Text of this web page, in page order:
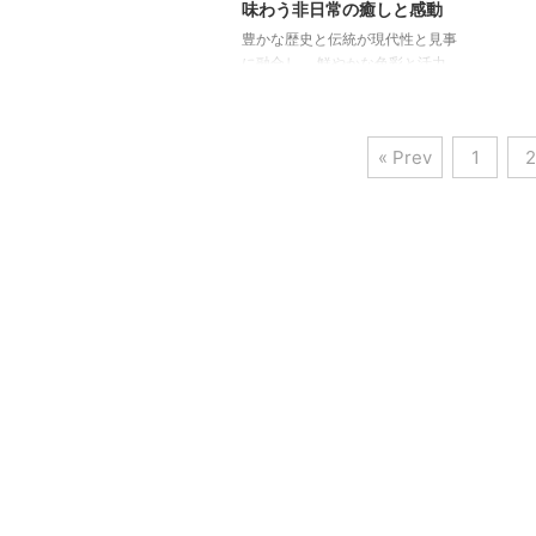
世界中のセレブを魅了し続けるラ
グジュアリーリゾートです。
味わう非日常の癒しと感動
豊かな歴史と伝統が現代性と見事
に融合し、 鮮やかな色彩と活力
ゾートの中から、 世界遺産の街
ホイアンやフエにも近いダナンの
五つ星高級ホテル 「インターコ
« Prev 1 2